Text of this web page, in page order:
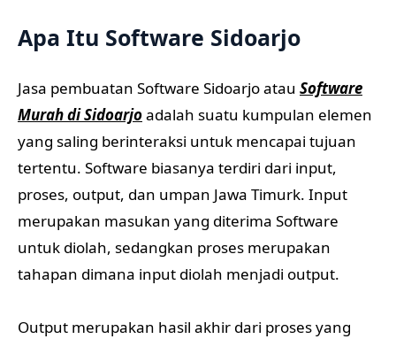
Apa Itu Software Sidoarjo
Jasa pembuatan Software Sidoarjo atau Software
Murah di Sidoarjoadalah suatu kumpulan elemen
yang saling berinteraksi untuk mencapai tujuan
tertentu. Software biasanya terdiri dari input,
proses, output, dan umpan Jawa Timurk. Input
merupakan masukan yang diterima Software
untuk diolah, sedangkan proses merupakan
tahapan dimana input diolah menjadi output.
Output merupakan hasil akhir dari proses yang